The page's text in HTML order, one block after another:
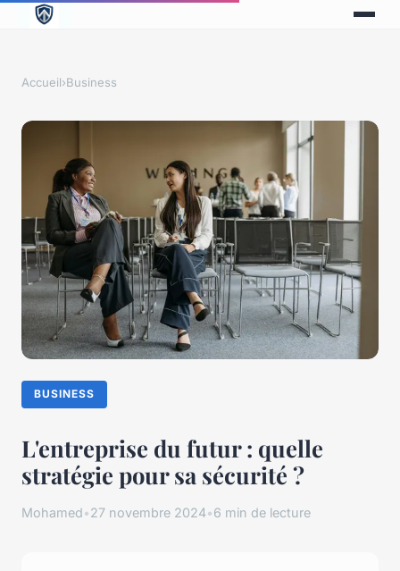
Accueil›Business
BUSINESS
L'entreprise du futur : quelle
stratégie pour sa sécurité ?
Mohamed•27 novembre 2024•6 min de lecture